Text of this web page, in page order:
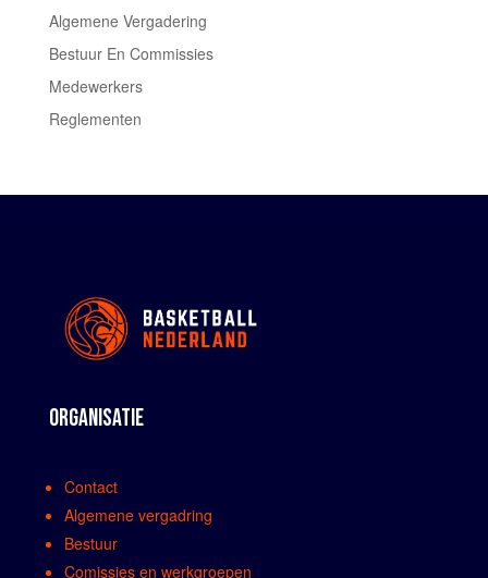
Algemene Vergadering
Bestuur En Commissies
Medewerkers
Reglementen
ORGANISATIE
Contact
Algemene vergadring
Bestuur
Comissies en werkgroepen